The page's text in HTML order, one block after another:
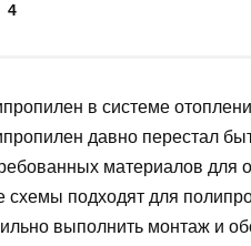
4
в системе
давно перестал
материалов для
схемы подходят для
выполнить монтаж и